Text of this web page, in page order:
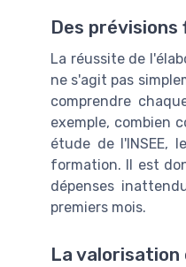
Des
La réussite de
ne s'agit pas
comprendre
exemple, combien
étude de l'INSEE,
formation. Il est
dépenses
premiers mois.
La